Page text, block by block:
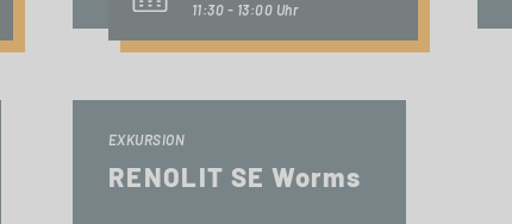
11:30 - 13:00 Uhr
EXKURSION
RENOLIT SE Worms